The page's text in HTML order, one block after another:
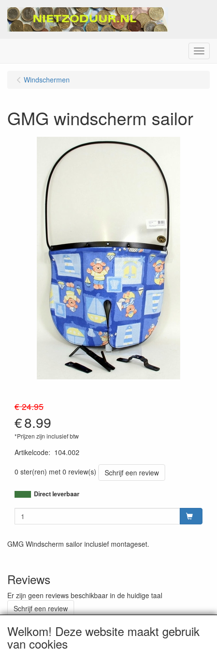
Menu
Windschermen
GMG windscherm sailor
€ 24.95
€8.99
*Prijzen zijn inclusief btw
Artikelcode: 104.002
0 ster(ren) met 0 review(s)
Schrijf een review
Direct leverbaar
GMG Windscherm sailor inclusief montageset.
Reviews
Er zijn geen reviews beschikbaar in de huidige taal
Schrijf een review
Welkom! Deze website maakt gebruik
van cookies